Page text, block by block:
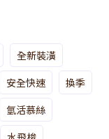
全新裝潢
安全快速
換季
氫活慕絲